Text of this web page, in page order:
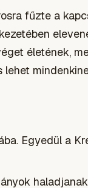
fűzte a
életének,
Egyedül a